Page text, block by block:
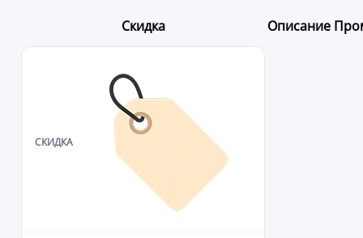
Скидка Описание